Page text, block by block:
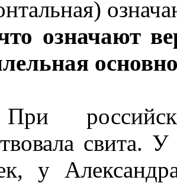
означают
свита.
у